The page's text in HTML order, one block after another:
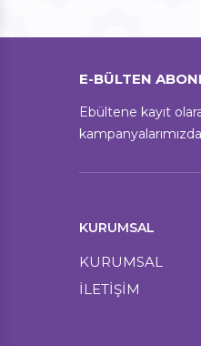
E-BÜLTEN
Ebültene kayıt
KURUMSAL
KURUMSAL
İLETİŞİM